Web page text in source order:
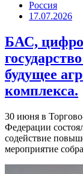
Россия
17.07.2026
БАС,
будущее
комплекса.
30 июня в
Федерации
содействие
мероприятие